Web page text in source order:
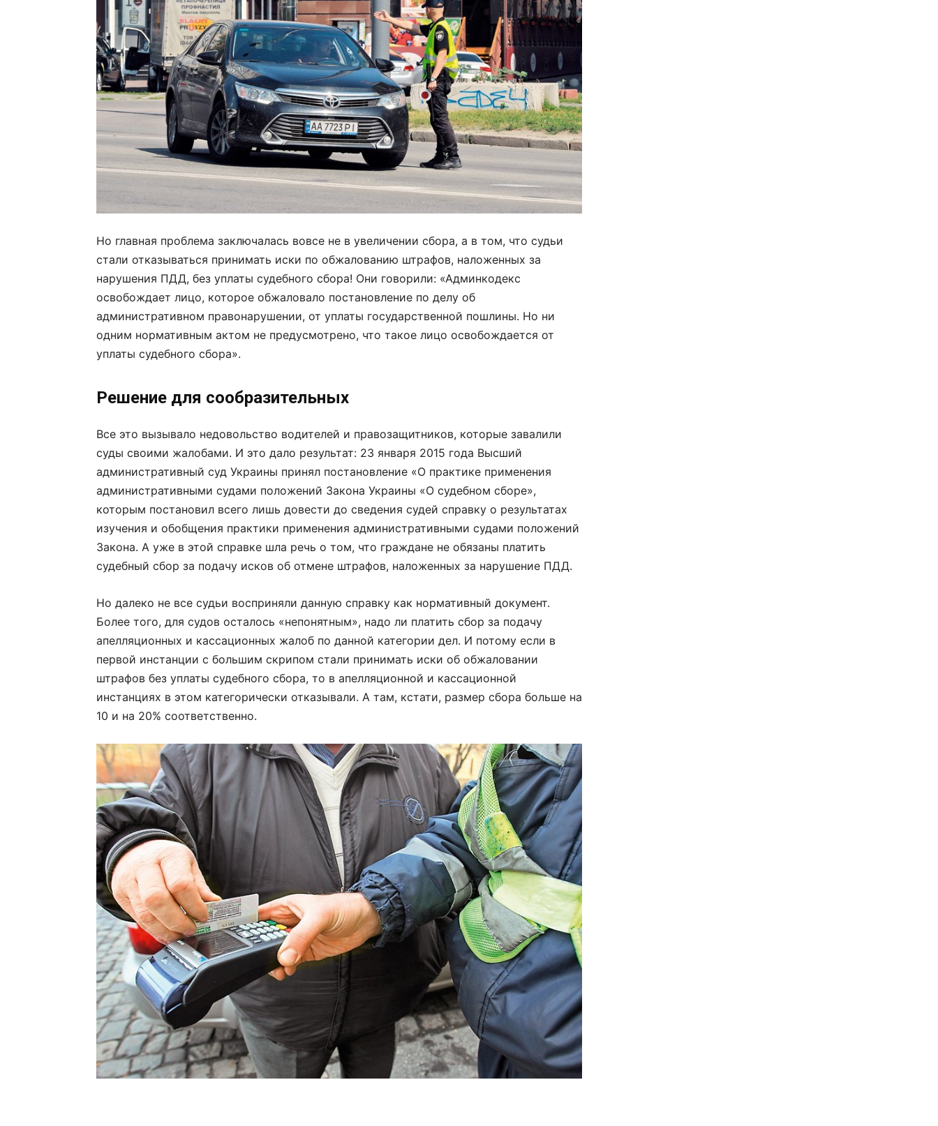
Но главная проблема заключалась вовсе не в увеличении сбора, а в том, что судьи
стали отказываться принимать иски по обжалованию штрафов, наложенных за
нарушения ПДД, без уплаты судебного сбора! Они говорили: «Админкодекс
освобождает лицо, которое обжаловало постановление по делу об
административном правонарушении, от уплаты государственной пошлины. Но ни
одним нормативным актом не предусмотрено, что такое лицо освобождается от
уплаты судебного сбора».
Решение для сообразительных
Все это вызывало недовольство водителей и правозащитников, которые завалили
суды своими жалобами. И это дало результат: 23 января 2015 года Высший
административный суд Украины принял постановление «О практике применения
административными судами положений Закона Украины «О судебном сборе»,
которым постановил всего лишь довести до сведения судей справку о результатах
изучения и обобщения практики применения административными судами положений
Закона. А уже в этой справке шла речь о том, что граждане не обязаны платить
судебный сбор за подачу исков об отмене штрафов, наложенных за нарушение ПДД.
Но далеко не все судьи восприняли данную справку как нормативный документ.
Более того, для судов осталось «непонятным», надо ли платить сбор за подачу
апелляционных и кассационных жалоб по данной категории дел. И потому если в
первой инстанции с большим скрипом стали принимать иски об обжаловании
штрафов без уплаты судебного сбора, то в апелляционной и кассационной
инстанциях в этом категорически отказывали. А там, кстати, размер сбора больше на
10 и на 20% соответственно.